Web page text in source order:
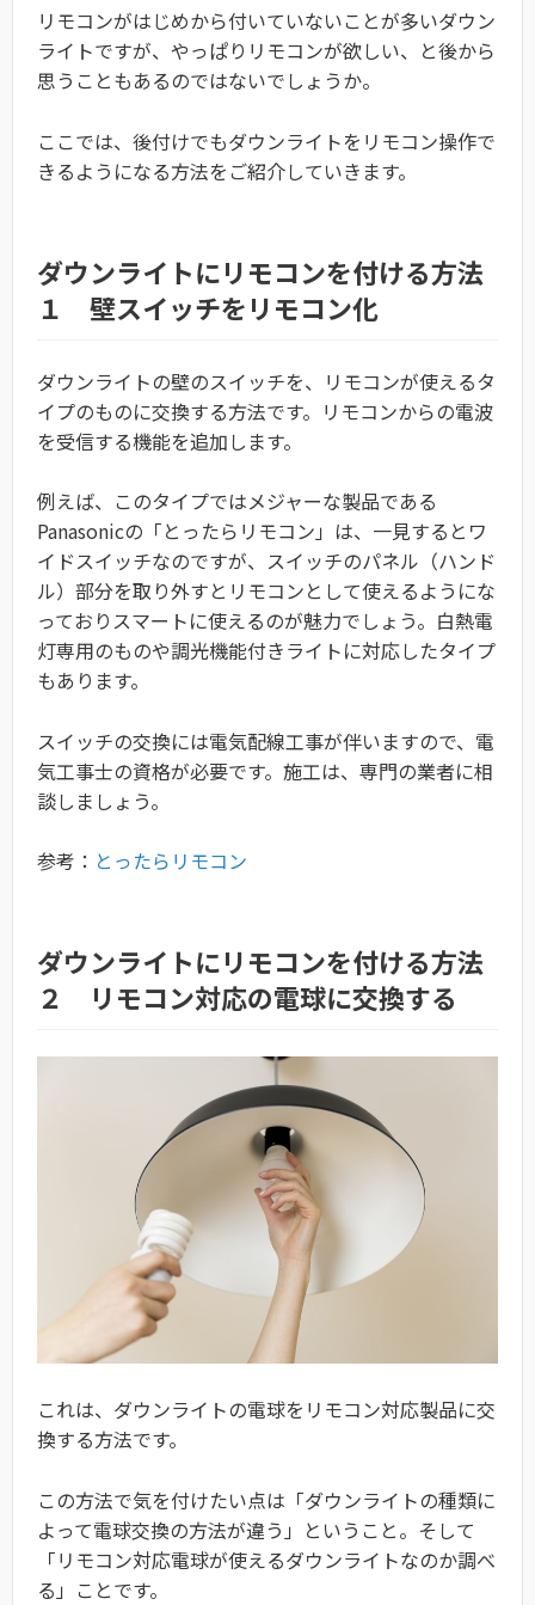
リモコンがはじめから付いていないことが多いダウン
ライトですが、やっぱりリモコンが欲しい、と後から
思うこともあるのではないでしょうか。
ここでは、後付けでもダウンライトをリモコン操作で
きるようになる方法をご紹介していきます。
ダウンライトにリモコンを付ける方法
１ 壁スイッチをリモコン化
ダウンライトの壁のスイッチを、リモコンが使えるタ
イプのものに交換する方法です。リモコンからの電波
を受信する機能を追加します。
例えば、このタイプではメジャーな製品である
Panasonicの「とったらリモコン」は、一見するとワ
イドスイッチなのですが、スイッチのパネル（ハンド
ル）部分を取り外すとリモコンとして使えるようにな
っておりスマートに使えるのが魅力でしょう。白熱電
灯専用のものや調光機能付きライトに対応したタイプ
もあります。
スイッチの交換には電気配線工事が伴いますので、電
気工事士の資格が必要です。施工は、専門の業者に相
談しましょう。
参考： とったらリモコン
ダウンライトにリモコンを付ける方法
２ リモコン対応の電球に交換する
これは、ダウンライトの電球をリモコン対応製品に交
換する方法です。
この方法で気を付けたい点は「ダウンライトの種類に
よって電球交換の方法が違う」ということ。そして
「リモコン対応電球が使えるダウンライトなのか調べ
る」ことです。